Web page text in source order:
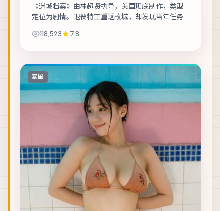
《迷城档案》由林超贤执导，美国班底制作，类型
定位为剧情。退役特工重返故城，却发现当年任务
等，表演层次丰富。群戏调度成熟，配角亦有完整...
118,523 7.8
泰国